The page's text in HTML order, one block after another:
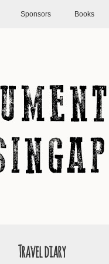
Sponsors Books
Travel diary